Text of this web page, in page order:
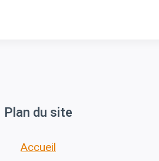
Plan du site
Accueil